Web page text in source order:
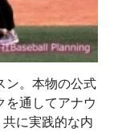
ン。本物の公式
を通してアナウ
に実践的な内